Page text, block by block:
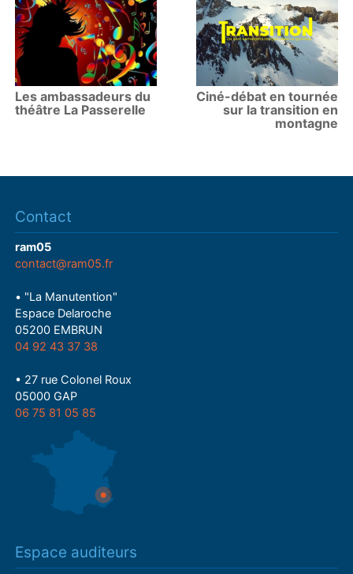
Les ambassadeurs du
théâtre La Passerelle
Ciné-débat en tournée
sur la transition en
montagne
Contact
ram05
contact@ram05.fr
• "La Manutention"
Espace Delaroche
05200 EMBRUN
04 92 43 37 38
• 27 rue Colonel Roux
05000 GAP
06 75 81 05 85
Espace auditeurs